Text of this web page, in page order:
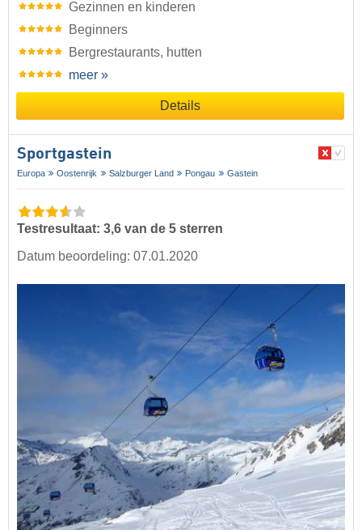
Gezinnen en kinderen
Beginners
Bergrestaurants, hutten
meer »
Details
Sportgastein
Europa Oostenrijk Salzburger Land Pongau Gastein
Testresultaat: 3,6 van de 5 sterren
Datum beoordeling: 07.01.2020